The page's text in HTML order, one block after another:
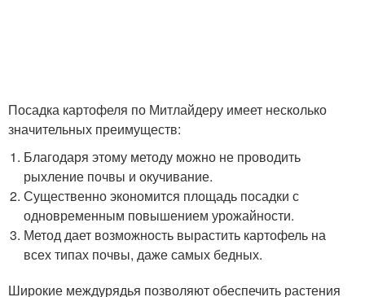
Посадка картофеля по Митлайдеру имеет несколько
значительных преимуществ:
Благодаря этому методу можно не проводить
рыхление почвы и окучивание.
Существенно экономится площадь посадки с
одновременным повышением урожайности.
Метод дает возможность вырастить картофель на
всех типах почвы, даже самых бедных.
Широкие междурядья позволяют обеспечить растения